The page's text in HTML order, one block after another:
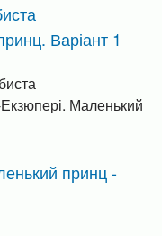
Варіант 1
Маленький
принц -